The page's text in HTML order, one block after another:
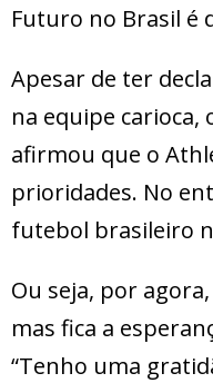
Futuro no Brasil é
Apesar de ter
na equipe
afirmou que o
prioridades. No
futebol brasileiro
Ou seja, por
mas fica a
“Tenho uma